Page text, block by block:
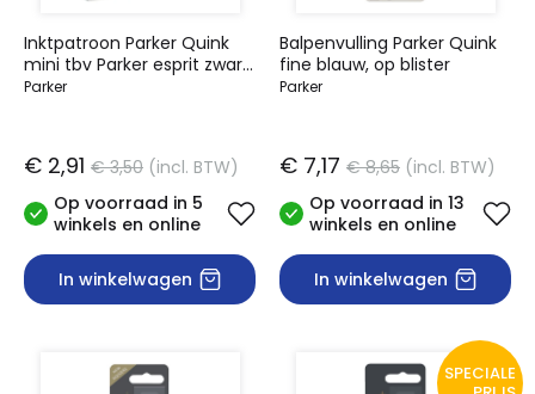
Inktpatroon Parker Quink
mini tbv Parker esprit zwart
pak à 6 stuks
Parker
€ 2,91 € 3,50 (incl. BTW)
Op voorraad in 5
winkels en online
In winkelwagen
Balpenvulling Parker Quink
fine blauw, op blister
Parker
€ 7,17 € 8,65 (incl. BTW)
Op voorraad in 13
winkels en online
In winkelwagen
SPECIALE